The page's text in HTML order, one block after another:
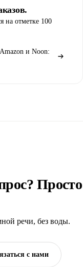
на отметке 100
и Noon:
Просто
речи, без воды.
с нами